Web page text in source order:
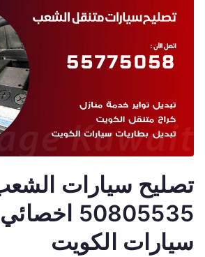
تصليح سيارات
50805535
سيارات الكويت